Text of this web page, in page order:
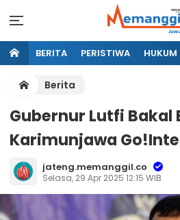
BERITA PERISTIWA
Berita
Gubernur Lutfi Bakal
Karimunjawa
jateng.memanggil.co
Selasa, 29 Apr 2025 12:15 WIB